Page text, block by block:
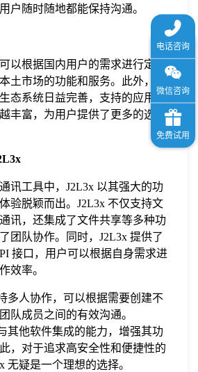
户随时随地都能保持沟通。
以根据国内用户的需求进行定
土市场的功能和服务。此外，国
态系统日益完善，支持的应用程
丰富，为用户提供了更多的选
讯工具中，J2L3x 以其强大的功
验脱颖而出。J2L3x 不仅支持文
讯，还集成了文件共享等多种功
团队协作。同时，J2L3x 提供了
接口，用户可以根据自身需求进
效率。
多人协作，可以根据需要创建不
队成员之间的有效沟通。
其他软件集成的能力，增强其功
，对于追求高安全性和便捷性的
无疑是一个理想的选择。